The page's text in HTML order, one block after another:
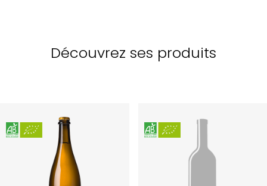
Découvrez ses produits